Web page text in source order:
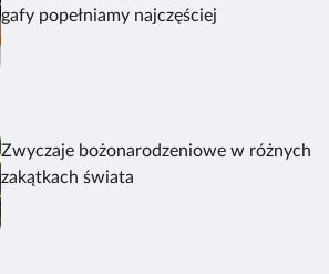
gafy popełniamy najczęściej
Zwyczaje bożonarodzeniowe w różnych
zakątkach świata